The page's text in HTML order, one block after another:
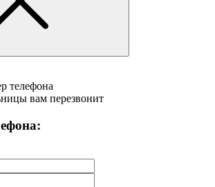
телефона
вам перезвонит